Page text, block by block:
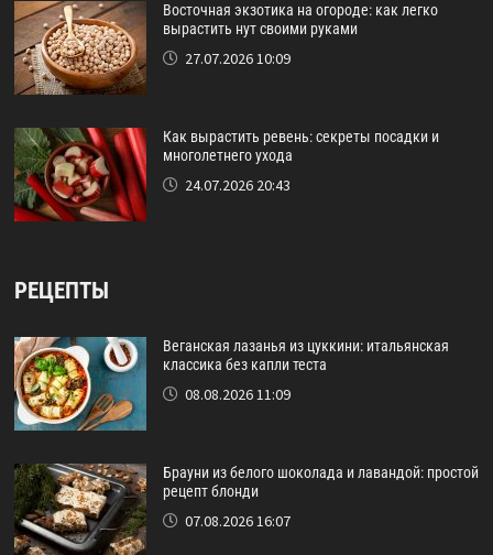
Восточная экзотика на огороде: как легко
вырастить нут своими руками
27.07.2026 10:09
Как вырастить ревень: секреты посадки и
многолетнего ухода
24.07.2026 20:43
РЕЦЕПТЫ
Веганская лазанья из цуккини: итальянская
классика без капли теста
08.08.2026 11:09
Брауни из белого шоколада и лавандой: простой
рецепт блонди
07.08.2026 16:07